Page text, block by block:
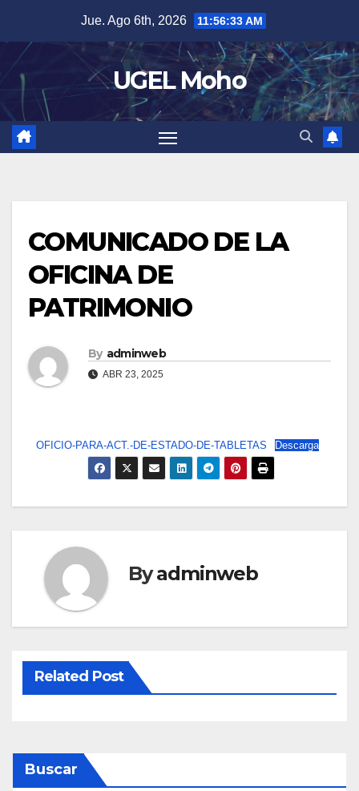
content
Jue. Ago 6th, 2026 11:56:34 AM
UGEL Moho
COMUNICADO DE LA
OFICINA DE
PATRIMONIO
By adminweb
ABR 23, 2025
OFICIO-PARA-ACT.-DE-ESTADO-DE-TABLETAS Descarga
Byadminweb
Related Post
Buscar